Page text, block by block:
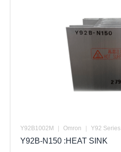
Y92B1002M | Omron | Y92 Series
Y92B-N150 :HEAT SINK